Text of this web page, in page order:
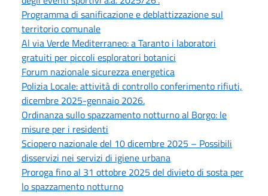
Programma di sanificazione e deblattizzazione sul
territorio comunale
Al via Verde Mediterraneo: a Taranto i laboratori
gratuiti per piccoli esploratori botanici
Forum nazionale sicurezza energetica
Polizia Locale: attività di controllo conferimento rifiuti,
dicembre 2025-gennaio 2026.
Ordinanza sullo spazzamento notturno al Borgo: le
misure per i residenti
Sciopero nazionale del 10 dicembre 2025 – Possibili
disservizi nei servizi di igiene urbana
Proroga fino al 31 ottobre 2025 del divieto di sosta per
lo spazzamento notturno